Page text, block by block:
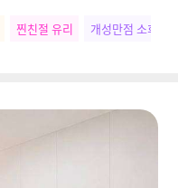
찐친절 유리 개성만점 소희